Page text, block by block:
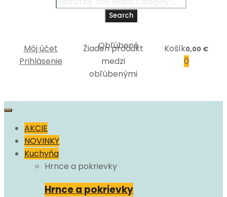
Search
Môj účet
Prihlásenie
Žiaden produkt
medzi
obľúbenými
Košík0,00 €
0
AKCIE
NOVINKY
Kuchyňa
Hrnce a pokrievky
Hrnce a pokrievky